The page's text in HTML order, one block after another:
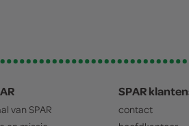
van SPAR
SPAR
contact